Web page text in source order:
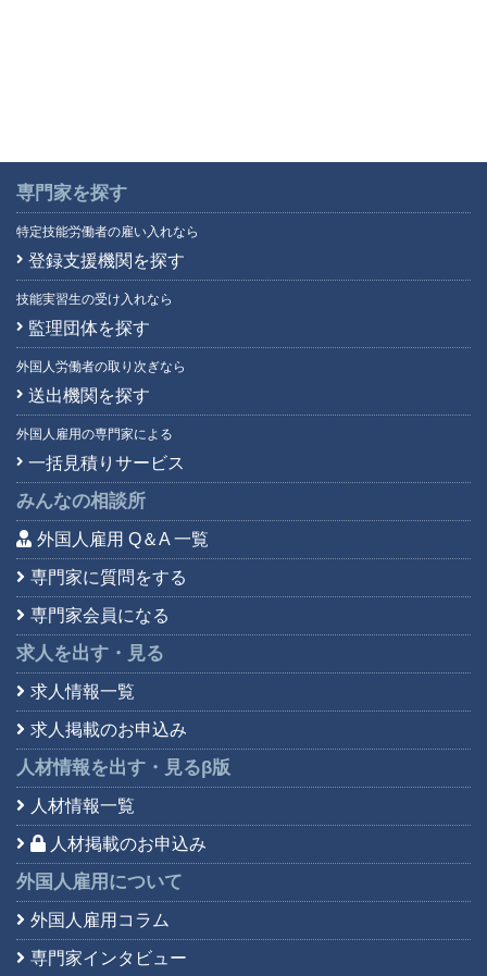
専門家を探す
特定技能労働者の雇い入れなら
登録支援機関を探す
技能実習生の受け入れなら
監理団体を探す
外国人労働者の取り次ぎなら
送出機関を探す
外国人雇用の専門家による
一括見積りサービス
みんなの相談所
外国人雇用 Q＆A 一覧
専門家に質問をする
専門家会員になる
求人を出す・見る
求人情報一覧
求人掲載のお申込み
人材情報を出す・見るβ版
人材情報一覧
人材掲載のお申込み
外国人雇用について
外国人雇用コラム
専門家インタビュー